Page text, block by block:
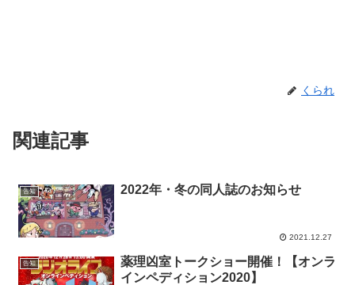
くられ
関連記事
告知 2022年・冬の同人誌のお知らせ
2021.12.27
告知
薬理凶室トークショー開催！【オンラ
インペディション2020】